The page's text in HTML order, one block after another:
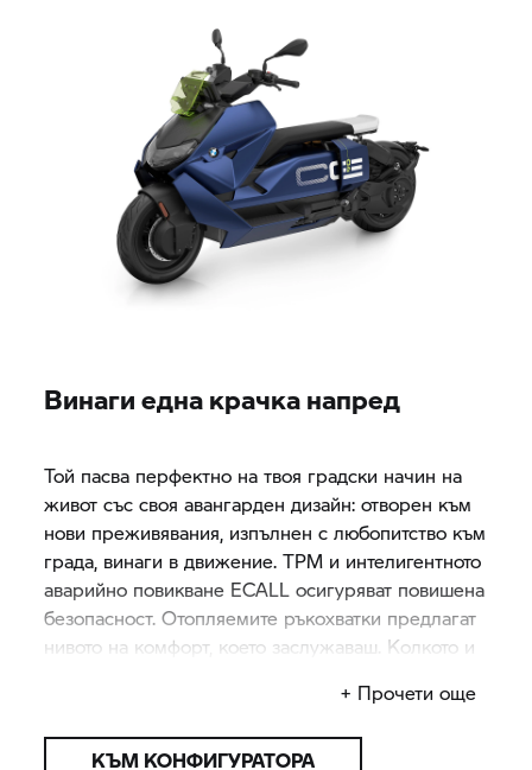
Винаги една крачка напред
Той пасва перфектно на твоя градски начин на
живот със своя авангарден дизайн: отворен към
нови преживявания, изпълнен с любопитство към
града, винаги в движение. TPM и интелигентното
аварийно повикване ECALL осигуряват повишена
безопасност. Отопляемите ръкохватки предлагат
нивото на комфорт, което заслужаваш. Колкото и
+ Прочети още
КЪМ КОНФИГУРАТОРА